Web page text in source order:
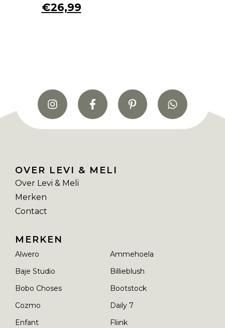
€26,99
OVER LEVI & MELI
Over Levi & Meli
Merken
Contact
MERKEN
Alwero
Ammehoela
Baje Studio
Billieblush
Bobo Choses
Bootstock
Cozmo
Daily 7
Enfant
Fliink